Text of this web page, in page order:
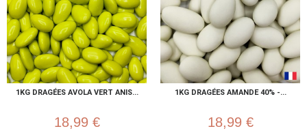
1KG DRAGÉES AVOLA VERT ANIS...
18,99 €
1KG DRAGÉES AMANDE 40% -...
18,99 €